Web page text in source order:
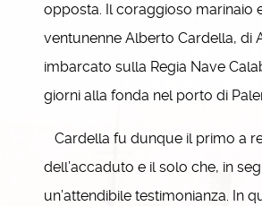
opposta. Il coraggioso marinaio
ventunenne Alberto Cardella, di
imbarcato sulla Regia Nave
giorni alla fonda nel porto di
Cardella fu dunque il primo a
dell’accaduto e il solo che, in
un’attendibile testimonianza. In